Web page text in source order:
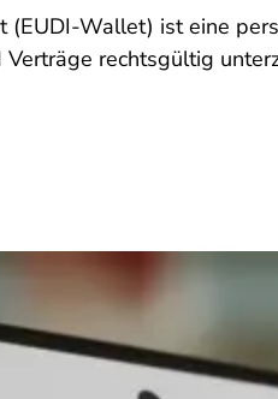
Wallet) ist eine
rechtsgültig